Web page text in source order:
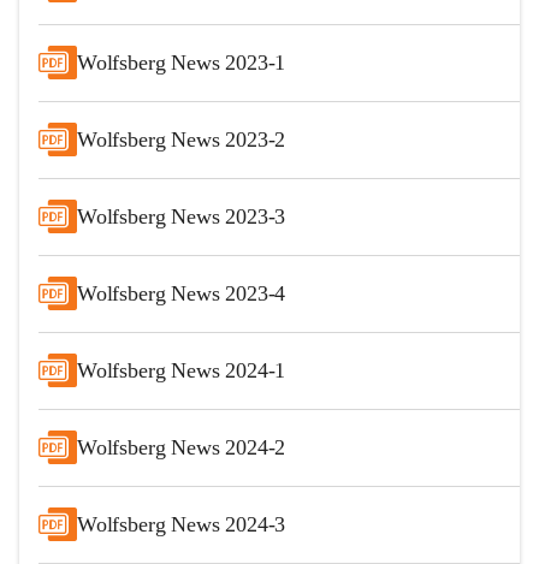
Wolfsberg News 2023-1
Wolfsberg News 2023-2
Wolfsberg News 2023-3
Wolfsberg News 2023-4
Wolfsberg News 2024-1
Wolfsberg News 2024-2
Wolfsberg News 2024-3